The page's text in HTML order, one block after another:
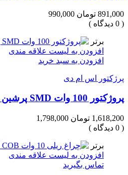
891,000 تومان
990,000
( 0 دیدگاه )
برتر
افزودن به لیست علاقه مندی
افزودن به سبد خرید
پرژکتور اس ام دی
پروژکتور 100 وات SMD پرشین لایت ایران
1,618,200 تومان
1,798,000
( 0 دیدگاه )
برتر
افزودن به لیست علاقه مندی
تماس بگیرید